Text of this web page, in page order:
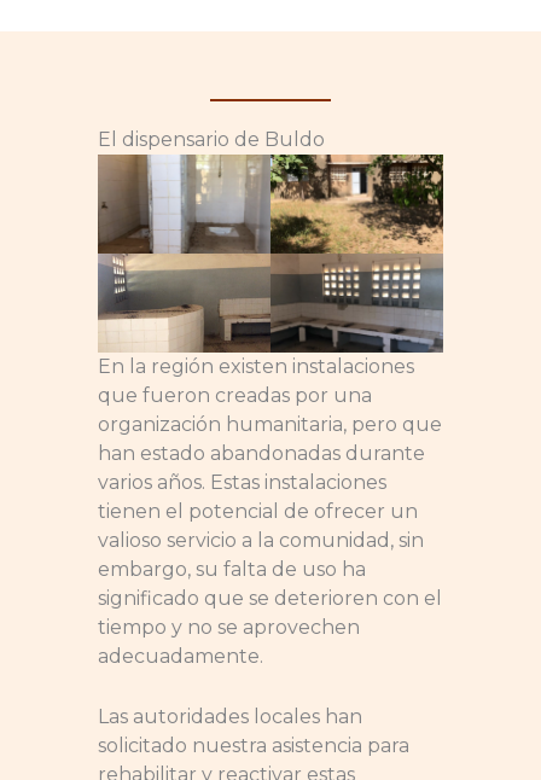
El dispensario de Buldo
En la región existen instalaciones
que fueron creadas por una
organización humanitaria, pero que
han estado abandonadas durante
varios años. Estas instalaciones
tienen el potencial de ofrecer un
valioso servicio a la comunidad, sin
embargo, su falta de uso ha
significado que se deterioren con el
tiempo y no se aprovechen
adecuadamente.
Las autoridades locales han
solicitado nuestra asistencia para
rehabilitar y reactivar estas